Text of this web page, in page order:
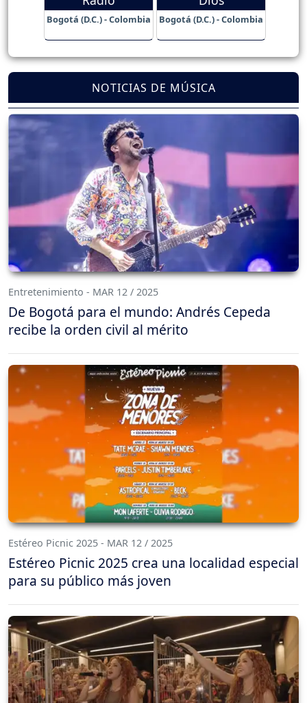
Bogotá (D.C.) - Colombia Bogotá (D.C.) - Colombia
NOTICIAS DE MÚSICA
Entretenimiento - MAR 12 / 2025
De Bogotá para el mundo: Andrés Cepeda
recibe la orden civil al mérito
Estéreo Picnic 2025 - MAR 12 / 2025
Estéreo Picnic 2025 crea una localidad especial
para su público más joven